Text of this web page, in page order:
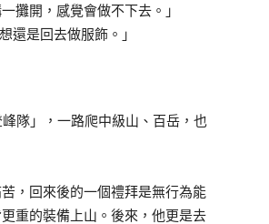
攤開，感覺會做不下去。」
還是回去做服飾。」
隊」，一路爬中級山、百岳，也
，回來後的一個禮拜是無行為能
重的裝備上山。後來，他更是去